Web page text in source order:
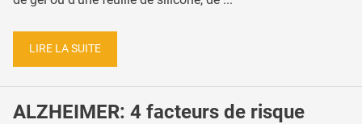
LIRE LA SUITE
ALZHEIMER: 4 facteurs de risque